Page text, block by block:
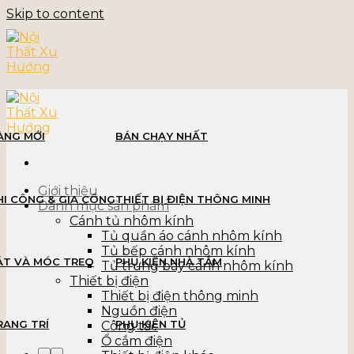
Skip to content
Giới thiệu
Danh mục sản phẩm
Cánh tủ nhôm kính
Tủ quần áo cánh nhôm kính
Tủ bếp cánh nhôm kính
Tủ trưng bày cánh nhôm kính
Thiết bị điện
Thiết bị điện thông minh
Nguồn điện
Công tắc
Ổ cắm điện
BÁN CHẠY NHẤT
THIẾT BỊ ĐIỆN THÔNG MINH
PHỤ KIỆN NHÀ TẮM
PHỤ KIỆN TỦ
MỚI
CÔNG & GIA CÔNG
VÀ MÓC TREO
TRÍ